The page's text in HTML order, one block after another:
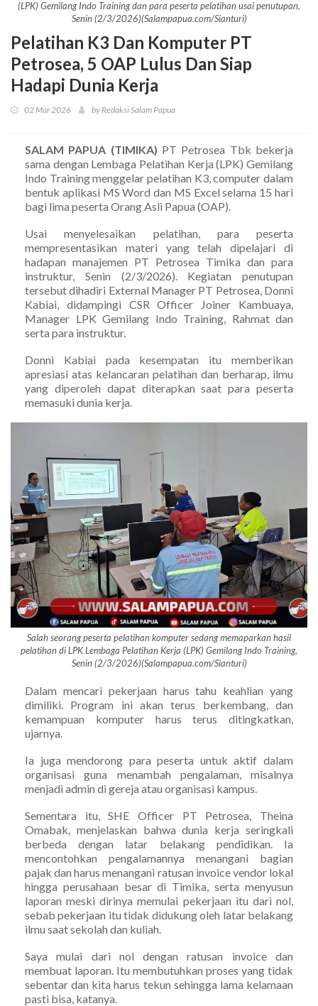
(LPK) Gemilang Indo Training dan para peserta pelatihan usai penutupan,
Senin (2/3/2026)(Salampapua.com/Sianturi)
Pelatihan K3 Dan Komputer PT
Petrosea, 5 OAP Lulus Dan Siap
Hadapi Dunia Kerja
02 Mar 2026 by Redaksi Salam Papua
SALAM PAPUA (TIMIKA) PT Petrosea Tbk bekerja
sama dengan Lembaga Pelatihan Kerja (LPK) Gemilang
Indo Training menggelar pelatihan K3, computer dalam
bentuk aplikasi MS Word dan MS Excel selama 15 hari
bagi lima peserta Orang Asli Papua (OAP).
Usai menyelesaikan pelatihan, para peserta
mempresentasikan materi yang telah dipelajari di
hadapan manajemen PT Petrosea Timika dan para
instruktur, Senin (2/3/2026). Kegiatan penutupan
tersebut dihadiri External Manager PT Petrosea, Donni
Kabiai, didampingi CSR Officer Joiner Kambuaya,
Manager LPK Gemilang Indo Training, Rahmat dan
serta para instruktur.
Donni Kabiai pada kesempatan itu memberikan
apresiasi atas kelancaran pelatihan dan berharap, ilmu
yang diperoleh dapat diterapkan saat para peserta
memasuki dunia kerja.
Salah seorang peserta pelatihan komputer sedang memaparkan hasil
pelatihan di LPK Lembaga Pelatihan Kerja (LPK) Gemilang Indo Training,
Senin (2/3/2026)(Salampapua.com/Sianturi)
Dalam mencari pekerjaan harus tahu keahlian yang
dimiliki. Program ini akan terus berkembang, dan
kemampuan komputer harus terus ditingkatkan,
ujarnya.
Ia juga mendorong para peserta untuk aktif dalam
organisasi guna menambah pengalaman, misalnya
menjadi admin di gereja atau organisasi kampus.
Sementara itu, SHE Officer PT Petrosea, Theina
Omabak, menjelaskan bahwa dunia kerja seringkali
berbeda dengan latar belakang pendidikan. Ia
mencontohkan pengalamannya menangani bagian
pajak dan harus menangani ratusan invoice vendor lokal
hingga perusahaan besar di Timika, serta menyusun
laporan meski dirinya memulai pekerjaan itu dari nol,
sebab pekerjaan itu tidak didukung oleh latar belakang
ilmu saat sekolah dan kuliah.
Saya mulai dari nol dengan ratusan invoice dan
membuat laporan. Itu membutuhkan proses yang tidak
sebentar dan kita harus tekun sehingga lama kelamaan
pasti bisa, katanya.